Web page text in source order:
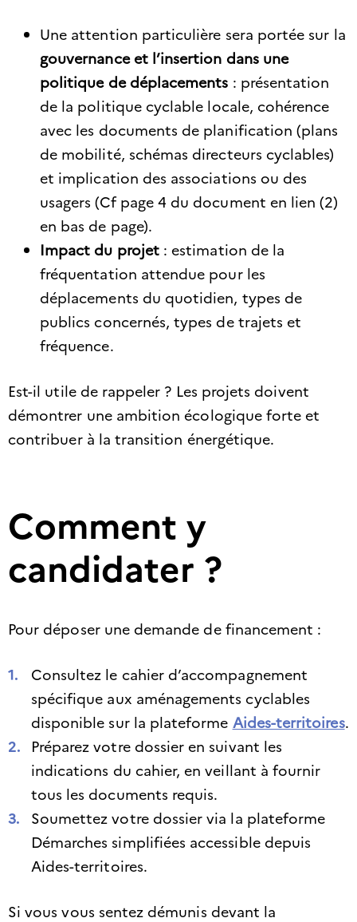
Une attention particulière sera portée sur la
gouvernance et l’insertion dans une
politique de déplacements : présentation
de la politique cyclable locale, cohérence
avec les documents de planification (plans
de mobilité, schémas directeurs cyclables)
et implication des associations ou des
usagers (Cf page 4 du document en lien (2)
en bas de page).
Impact du projet: estimation de la
fréquentation attendue pour les
déplacements du quotidien, types de
publics concernés, types de trajets et
fréquence.​
Est-il utile de rappeler ? Les projets doivent
démontrer une ambition écologique forte et
contribuer à la transition énergétique.
Comment y
candidater ?
Pour déposer une demande de financement :​
Consultez le cahier d’accompagnement
spécifique aux aménagements cyclables
disponible sur la plateforme Aides-territoires.
Préparez votre dossier en suivant les
indications du cahier, en veillant à fournir
tous les documents requis.​
Soumettez votre dossier via la plateforme
Démarches simplifiées accessible depuis
Aides-territoires.
Si vous vous sentez démunis devant la